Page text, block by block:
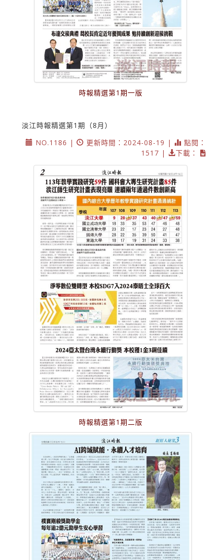
時報精選第1期一版
淡江時報精選第1期（8月）
NO.1186 |
更新時間：2024-08-19 |
點閱：
1517 |
下載：
時報精選第1期二版